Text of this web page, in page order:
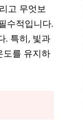
고 무엇보
수적입니다.
. 특히, 빛과
도를 유지하